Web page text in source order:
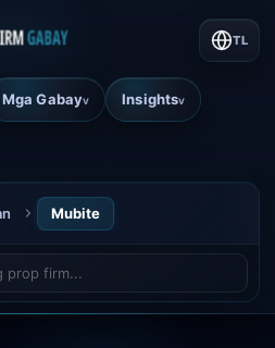
Mga Gabayv Insightsv
TL
Mubite